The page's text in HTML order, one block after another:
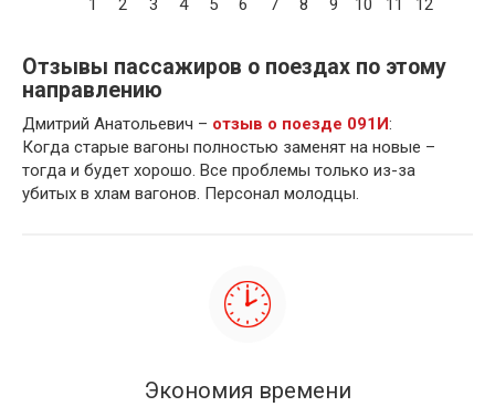
1 2 3 4 5 6 7 8 9 10 11 12
Отзывы пассажиров о поездах по этому
направлению
Дмитрий Анатольевич – отзыв о поезде 091И:
Когда старые вагоны полностью заменят на новые –
тогда и будет хорошо. Все проблемы только из-за
убитых в хлам вагонов. Персонал молодцы.
Экономия времени